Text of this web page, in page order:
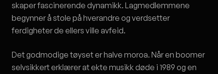
skaper fascinerende dynamikk. Lagmedlemmene
begynner å stole på hverandre og verdsetter
ferdigheter de ellers ville avfeid.
Det godmodige tøyset er halve moroa. Når en boomer
selvsikkert erklærer at ekte musikk døde i 1989 og en